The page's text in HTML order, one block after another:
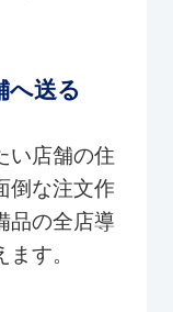
へ送る
い店舗の住
倒な注文作
品の全店導
す。